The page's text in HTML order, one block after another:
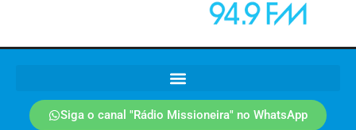
Siga o canal "Rádio Missioneira" no WhatsApp